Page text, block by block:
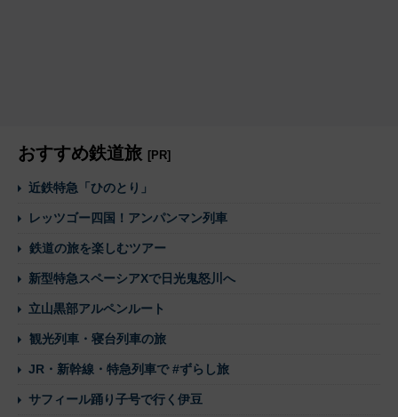
おすすめ鉄道旅 [PR]
近鉄特急「ひのとり」
レッツゴー四国！アンパンマン列車
鉄道の旅を楽しむツアー
新型特急スペーシアXで日光鬼怒川へ
立山黒部アルペンルート
観光列車・寝台列車の旅
JR・新幹線・特急列車で #ずらし旅
サフィール踊り子号で行く伊豆